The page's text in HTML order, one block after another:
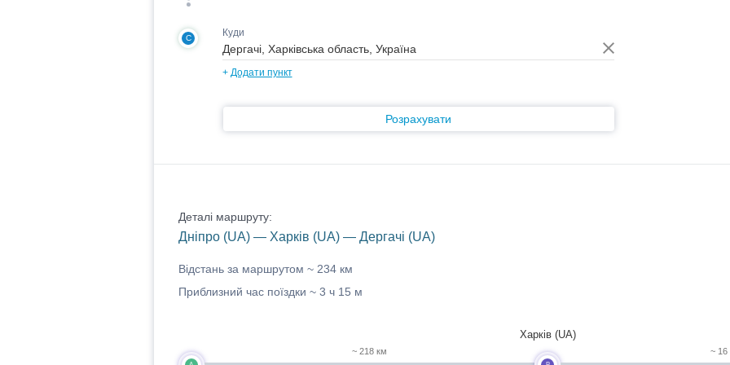
C Куди
+ Додати пункт
Розрахувати
Деталі маршруту:
Дніпро (UA) — Харків (UA) — Дергачі (UA)
Відстань за маршрутом ~ 234 км
Приблизний час поїздки ~ 3 ч 15 м
~ 218 км
Харків (UA)
~ 16